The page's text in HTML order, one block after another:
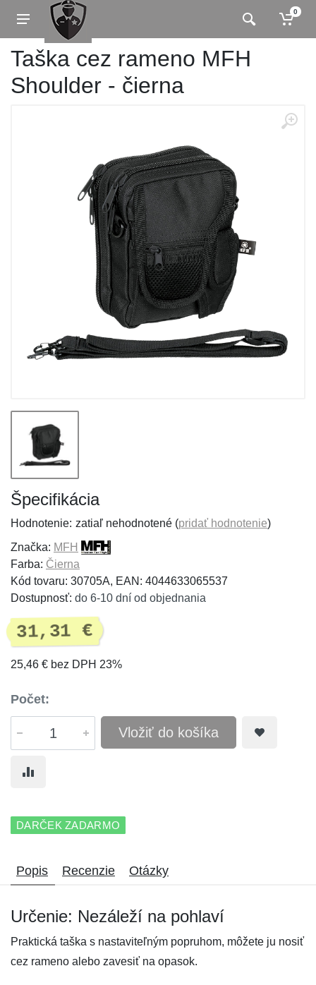
0
Taška cez rameno MFH
Shoulder - čierna
Špecifikácia
Hodnotenie: zatiaľ nehodnotené (pridať hodnotenie)
Značka: MFH
Farba: Čierna
Kód tovaru: 30705A, EAN: 4044633065537
Dostupnosť: do 6-10 dní od objednania
31,31 €
25,46 € bez DPH 23%
Počet:
Vložiť do košíka
DARČEK ZADARMO
Popis Recenzie Otázky
Určenie: Nezáleží na pohlaví
Praktická taška s nastaviteľným popruhom, môžete ju nosiť
cez rameno alebo zavesiť na opasok.